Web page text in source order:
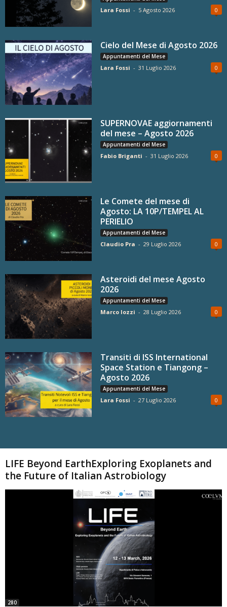
Lara Fossi - 5 Agosto 2026 0
Cielo del Mese di Agosto 2026
Appuntamenti del Mese
Lara Fossi - 31 Luglio 2026 0
SUPERNOVAE aggiornamenti
del mese – Agosto 2026
Appuntamenti del Mese
Fabio Briganti - 31 Luglio 2026 0
Le Comete del mese di
Agosto: LA 10P/TEMPEL AL
PERIELIO
Appuntamenti del Mese
Claudio Pra - 29 Luglio 2026 0
Asteroidi del mese Agosto
2026
Appuntamenti del Mese
Marco Iozzi - 28 Luglio 2026 0
Transiti di ISS International
Space Station e Tiangong –
Agosto 2026
Appuntamenti del Mese
Lara Fossi - 27 Luglio 2026 0
LIFE Beyond EarthExploring Exoplanets and
the Future of Italian Astrobiology
280